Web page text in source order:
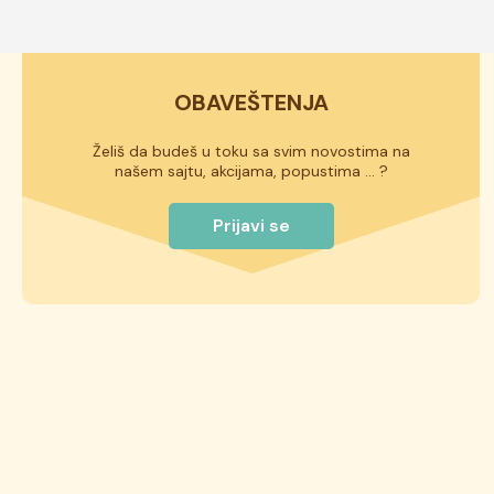
OBAVEŠTENJA
Želiš da budeš u toku sa svim novostima na
našem sajtu, akcijama, popustima ... ?
Prijavi se